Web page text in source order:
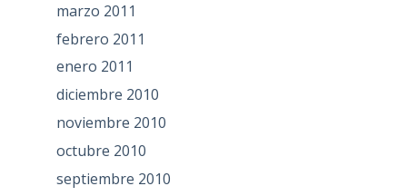
marzo 2011
febrero 2011
enero 2011
diciembre 2010
noviembre 2010
octubre 2010
septiembre 2010